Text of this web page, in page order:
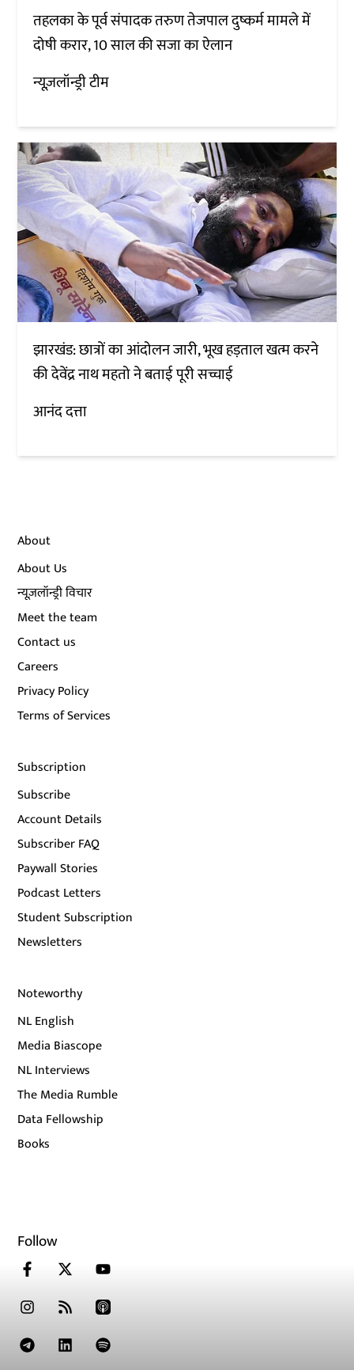
तहलका के पूर्व संपादक तरुण तेजपाल दुष्कर्म मामले में
दोषी करार, 10 साल की सजा का ऐलान
न्यूज़लॉन्ड्री टीम
झारखंड: छात्रों का आंदोलन जारी, भूख हड़ताल खत्म करने
की देवेंद्र नाथ महतो ने बताई पूरी सच्चाई
आनंद दत्ता
About
About Us
न्यूज़लॉन्ड्री विचार
Meet the team
Contact us
Careers
Privacy Policy
Terms of Services
Subscription
Subscribe
Account Details
Subscriber FAQ
Paywall Stories
Podcast Letters
Student Subscription
Newsletters
Noteworthy
NL English
Media Biascope
NL Interviews
The Media Rumble
Data Fellowship
Books
Follow